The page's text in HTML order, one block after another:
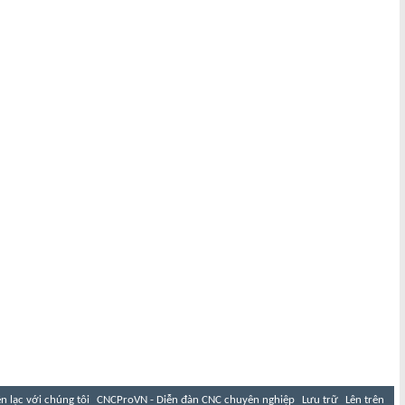
lạc với chúng tôi CNCProVN - Diễn đàn CNC chuyên nghiệp Lưu trữ Lên trên